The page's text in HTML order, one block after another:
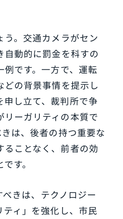
う。交通カメラがセン
自動的に罰金を科すの
例です。一方で、運転
どの背景事情を提示し
申し立て、裁判所で争
リーガリティの本質で
は、後者の持つ重要な
ることなく、前者の効
す。
きは、テクノロジー
ティ」を強化し、市民